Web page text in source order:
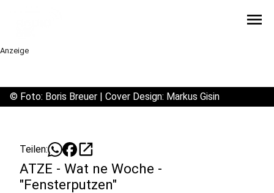
menu
Anzeige
© Foto: Boris Breuer | Cover Design: Markus Gisin
Teilen: open_in_new
ATZE - Wat ne Woche -
"Fensterputzen"